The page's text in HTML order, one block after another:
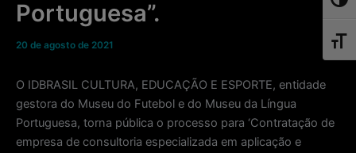
Portuguesa”.
20 de agosto de 2021
O IDBRASIL CULTURA, EDUCAÇÃO E ESPORTE, entidade
gestora do Museu do Futebol e do Museu da Língua
Portuguesa, torna pública o processo para ‘Contratação de
empresa de consultoria especializada em aplicação e